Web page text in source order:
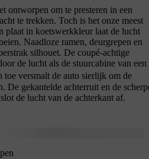
ontworpen om te presteren in een
te trekken. Toch is het onze meest
plaat in koetswerkkleur laat de lucht
Naadloze ramen, deurgrepen en
silhouet. De coupé-achtige
de lucht als de stuurcabine van een
versmalt de auto sierlijk om de
De gekantelde achterruit en de
de lucht van de achterkant af.